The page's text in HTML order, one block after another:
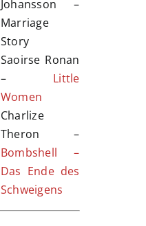
Johansson –
Marriage
Story
Saoirse Ronan
– Little
Women
Charlize
Theron –
Bombshell –
Das Ende des
Schweigens